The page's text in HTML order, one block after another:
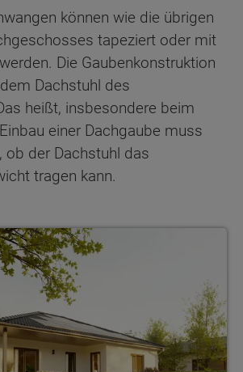
können wie die übrigen
tapeziert oder mit
Die Gaubenkonstruktion
Dachstuhl des
heißt, insbesondere beim
einer Dachgaube muss
ob der Dachstuhl das
tragen kann.